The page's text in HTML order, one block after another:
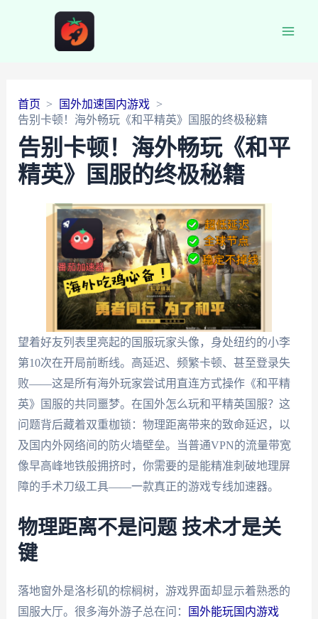
首页
国外加速国内游戏
告别卡顿！海外畅玩《和平精英》国服的终极秘籍
告别卡顿！海外畅玩《和平
精英》国服的终极秘籍
望着好友列表里亮起的国服玩家头像，身处纽约的小李
第10次在开局前断线。高延迟、频繁卡顿、甚至登录失
败——这是所有海外玩家尝试用直连方式操作《和平精
英》国服的共同噩梦。在国外怎么玩和平精英国服？这
问题背后藏着双重枷锁：物理距离带来的致命延迟，以
及国内外网络间的防火墙壁垒。当普通VPN的流量带宽
像早高峰地铁般拥挤时，你需要的是能精准刺破地理屏
障的手术刀级工具——一款真正的游戏专线加速器。
物理距离不是问题 技术才是关
键
落地窗外是洛杉矶的棕榈树，游戏界面却显示着熟悉的
国服大厅。很多海外游子总在问：
国外能玩国内游戏